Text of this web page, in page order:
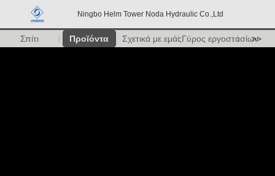
Ningbo Helm Tower Noda Hydraulic Co.,Ltd
Σπίτι Προϊόντα Σχετικά με εμάςΓύρος εργοστασίων
>>